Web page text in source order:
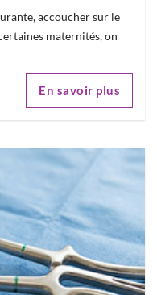
accoucher sur le
maternités, on
En savoir plus